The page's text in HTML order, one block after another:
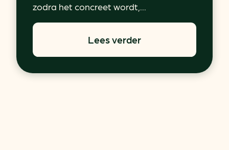
zodra het concreet wordt,...
Lees verder